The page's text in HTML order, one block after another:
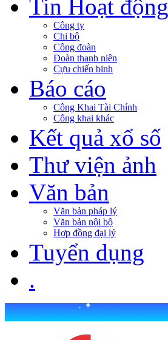
Tin Hoạt động
Công ty
Chi bộ
Công đoàn
Đoàn thanh niên
Cựu chiến binh
Báo cáo
Công Khai Tài Chính
Công khai khác
Kết quả xổ số
Thư viện ảnh
Văn bản
Văn bản pháp lý
Văn bản nội bộ
Hợp đồng đại lý
Tuyển dụng
.